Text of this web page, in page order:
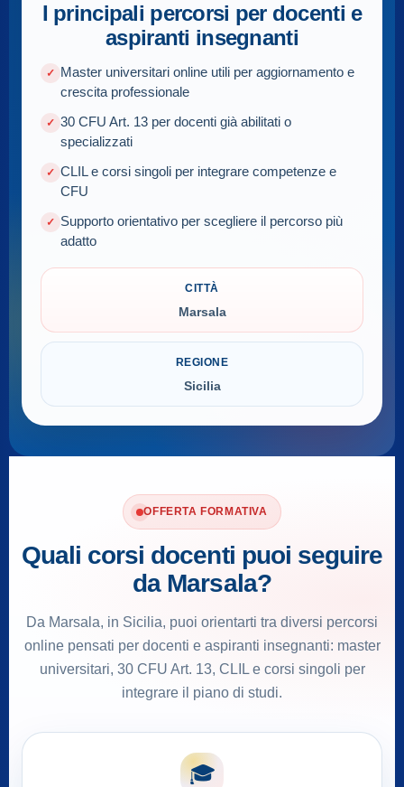
I principali percorsi per docenti e
aspiranti insegnanti
Master universitari online utili per aggiornamento e
crescita professionale
30 CFU Art. 13 per docenti già abilitati o
specializzati
CLIL e corsi singoli per integrare competenze e
CFU
Supporto orientativo per scegliere il percorso più
adatto
CITTÀ
Marsala
REGIONE
Sicilia
OFFERTA FORMATIVA
Quali corsi docenti puoi seguire
da Marsala?
Da Marsala, in Sicilia, puoi orientarti tra diversi percorsi
online pensati per docenti e aspiranti insegnanti: master
universitari, 30 CFU Art. 13, CLIL e corsi singoli per
integrare il piano di studi.
🎓